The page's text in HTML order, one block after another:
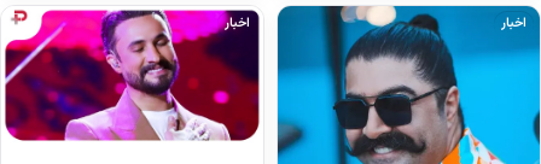
اخبار اخبار